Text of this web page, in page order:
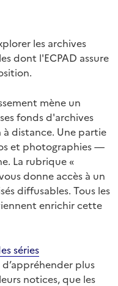
les archives
dont l'ECPAD assure
mène un
fonds d'archives
distance. Une partie
et photographies —
La rubrique «
donne accès à un
diffusables. Tous les
enrichir cette
séries
plus
notices, que les